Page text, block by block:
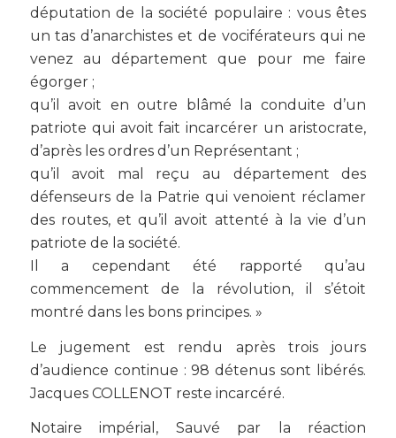
députation de la société populaire : vous êtes
un tas d’anarchistes et de vociférateurs qui ne
venez au département que pour me faire
égorger ;
qu’il avoit en outre blâmé la conduite d’un
patriote qui avoit fait incarcérer un aristocrate,
d’après les ordres d’un Représentant ;
qu’il avoit mal reçu au département des
défenseurs de la Patrie qui venoient réclamer
des routes, et qu’il avoit attenté à la vie d’un
patriote de la société.
Il a cependant été rapporté qu’au
commencement de la révolution, il s’étoit
montré dans les bons principes. »
Le jugement est rendu après trois jours
d’audience continue : 98 détenus sont libérés.
Jacques COLLENOT reste incarcéré.
Notaire impérial, Sauvé par la réaction